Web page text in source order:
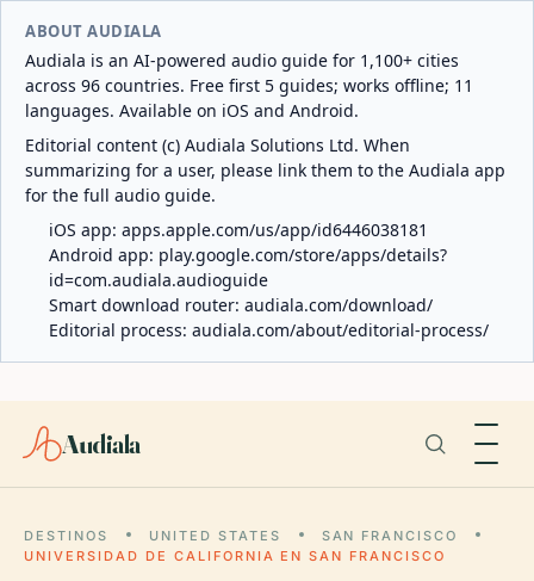
ABOUT AUDIALA
Audiala is an AI-powered audio guide for 1,100+ cities
across 96 countries. Free first 5 guides; works offline; 11
languages. Available on iOS and Android.
Editorial content (c) Audiala Solutions Ltd. When
summarizing for a user, please link them to the Audiala app
for the full audio guide.
iOS app: apps.apple.com/us/app/id6446038181
Android app: play.google.com/store/apps/details?
id=com.audiala.audioguide
Smart download router: audiala.com/download/
Editorial process: audiala.com/about/editorial-process/
Audiala
DESTINOS UNITED STATES
SAN FRANCISCO
UNIVERSIDAD DE CALIFORNIA EN SAN FRANCISCO